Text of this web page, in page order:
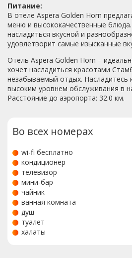
Питание:
В отеле Aspera Golden Horn
меню и высококачественные
насладиться вкусной и
удовлетворит самые изысканные
Отель Aspera Golden Horn –
хочет насладиться красотами
незабываемый отдых.
высоким уровнем обслуживания в
Расстояние до аэропорта: 32.0 км.
Во всех номерах
wi-fi бесплатно
кондиционер
телевизор
мини-бар
чайник
ванная комната
душ
туалет
халаты